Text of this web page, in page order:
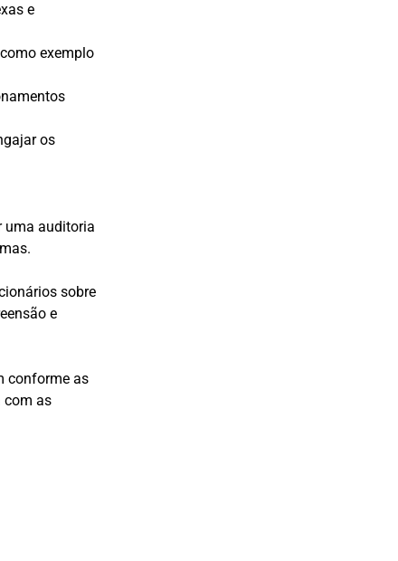
e
exemplo
os
uma auditoria
sobre
e
conforme as
com as